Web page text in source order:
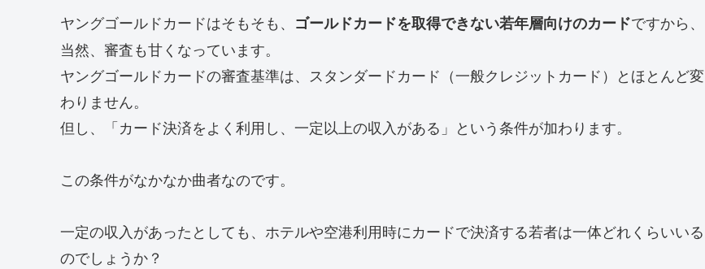
ヤングゴールドカードはそもそも、 ゴールドカードを取得できない若年層向けのカードですから、
当然、審査も甘くなっています。
ヤングゴールドカードの審査基準は、スタンダードカード（一般クレジットカード）とほとんど変
わりません。
但し、「カード決済をよく利用し、一定以上の収入がある 」という条件が加わります。
この条件がなかなか曲者なのです。
一定の収入があったとしても、ホテルや空港利用時にカードで決済する若者は一体どれくらいいる
のでしょうか？